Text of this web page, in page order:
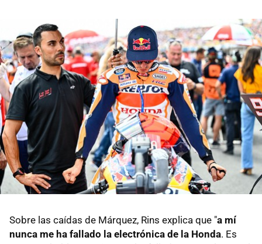
Sobre las caídas de Márquez, Rins explica que "a mí
nunca me ha fallado la electrónica de la Honda. Es